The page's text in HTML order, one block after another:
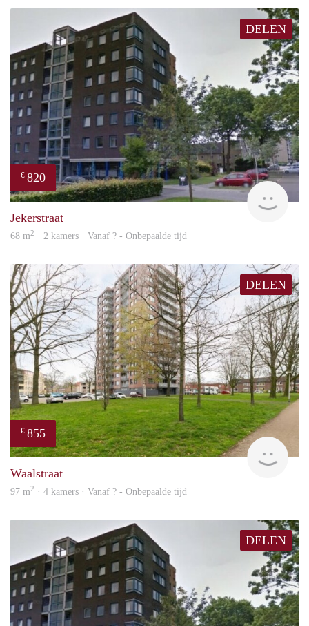
DELEN
€ 820
Jekerstraat
68 m2 · 2 kamers · Vanaf ? - Onbepaalde tijd
DELEN
€ 855
Waalstraat
97 m2 · 4 kamers · Vanaf ? - Onbepaalde tijd
DELEN